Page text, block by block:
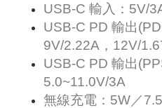
USB-C 輸入：5V/
USB-C PD 輸出
9V/2.22A，12V/
USB-C PD 輸出
5.0~11.0V/3A
無線充電：5W／